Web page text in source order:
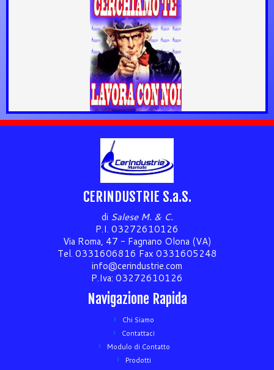
CERINDUSTRIE S.a.S.
di Salese M. & C.
P.I. 03272610126
Via Roma, 47 - Fagnano Olona (VA)
Tel. 0331606816 Fax 0331605248
info@cerindustrie.com
P.Iva: 03272610126
Navigazione Rapida
Chi Siamo
Contattaci
Modulo di Contatto
Prodotti